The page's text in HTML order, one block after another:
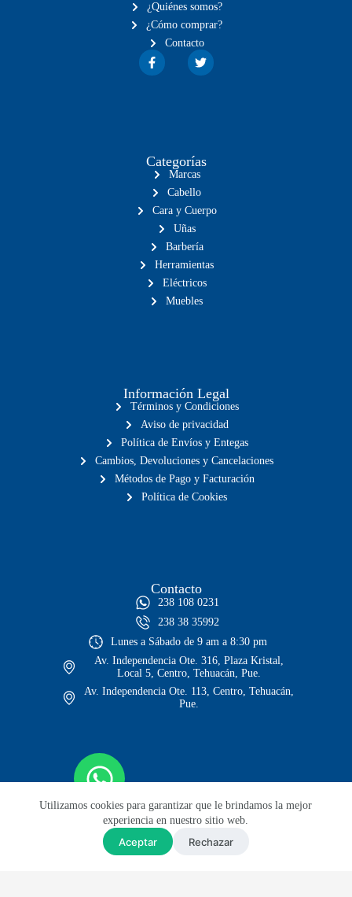
Utilizamos cookies para garantizar que le brindamos la mejor
experiencia en nuestro sitio web.
Aceptar Rechazar
¿Quiénes somos?
¿Cómo comprar?
Contacto
Categorías
Marcas
Cabello
Cara y Cuerpo
Uñas
Barbería
Herramientas
Eléctricos
Muebles
Información Legal
Términos y Condiciones
Aviso de privacidad
Política de Envíos y Entegas
Cambios, Devoluciones y Cancelaciones
Métodos de Pago y Facturación
Política de Cookies
Contacto
238 108 0231
238 38 35992
Lunes a Sábado de 9 am a 8:30 pm
Av. Independencia Ote. 316, Plaza Kristal,
Local 5, Centro, Tehuacán, Pue.
Av. Independencia Ote. 113, Centro, Tehuacán,
Pue.
© Todos los derechos reservados